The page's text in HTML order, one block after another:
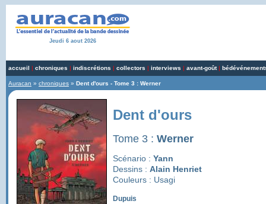
Jeudi 6 aout 2026
accueil | chroniques | indiscrétions | collectors | interviews | avant-goût|
Auracan » chroniques » Dent d'ours - Tome 3 : Werner
Dent d'ours
Tome 3 : Werner
Scénario : Yann
Dessins : Alain Henriet
Couleurs : Usagi
Dupuis